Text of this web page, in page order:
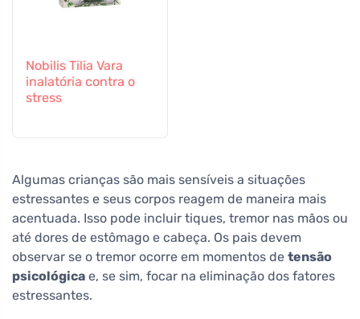
Nobilis Tilia Vara
inalatória contra o
stress
Algumas crianças são mais sensíveis a situações
estressantes e seus corpos reagem de maneira mais
acentuada. Isso pode incluir tiques, tremor nas mãos ou
até dores de estômago e cabeça. Os pais devem
observar se o tremor ocorre em momentos de tensão
psicológica e, se sim, focar na eliminação dos fatores
estressantes.